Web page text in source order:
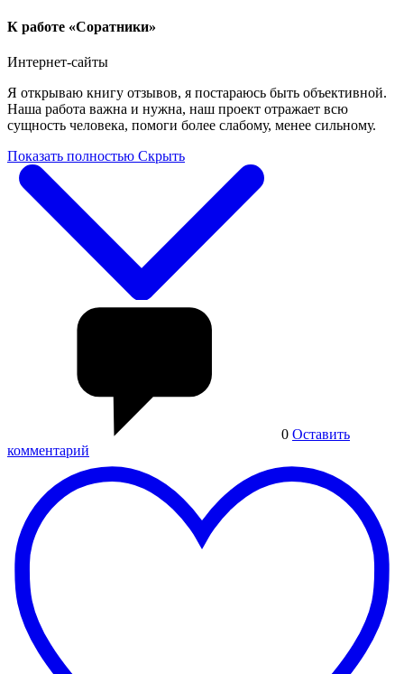
К работе «Соратники»
Интернет-сайты
Я открываю книгу отзывов, я постараюсь быть объективной.
Наша работа важна и нужна, наш проект отражает всю
сущность человека, помоги более слабому, менее сильному.
Показать полностью Скрыть
0 Оставить
комментарий